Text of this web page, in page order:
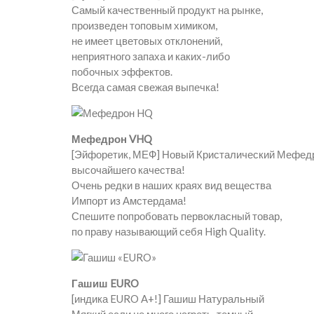
Самый качественный продукт на рынке,
произведен топовым химиком,
не имеет цветовых отклонений,
неприятного запаха и каких-либо
побочных эффектов.
Всегда самая свежая выпечка!
Мефедрон VHQ
[Эйфоретик, МЕФ] Новый Кристалический
высочайшего качества!
Очень редки в наших краях вид вещества
Импорт из Амстердама!
Спешите попробовать первокласный товар,
по праву называющий себя High Quality.
Гашиш EURO
[индика EURO A+!] Гашиш Натуральный